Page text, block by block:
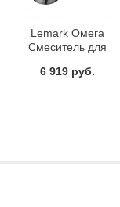
Lemark Омега
Смеситель для
монолитный хром
6 919 руб.